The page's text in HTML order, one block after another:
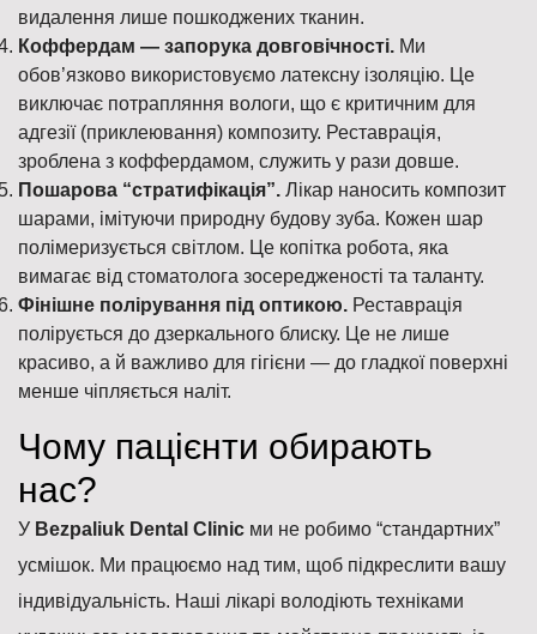
видалення лише пошкоджених тканин.
Коффердам — запорука довговічності. Ми
обов’язково використовуємо латексну ізоляцію. Це
виключає потрапляння вологи, що є критичним для
адгезії (приклеювання) композиту. Реставрація,
зроблена з коффердамом, служить у рази довше.
Пошарова “стратифікація”. Лікар наносить композит
шарами, імітуючи природну будову зуба. Кожен шар
полімеризується світлом. Це копітка робота, яка
вимагає від стоматолога зосередженості та таланту.
Фінішне полірування під оптикою. Реставрація
полірується до дзеркального блиску. Це не лише
красиво, а й важливо для гігієни — до гладкої поверхні
менше чіпляється наліт.
Чому пацієнти обирають
нас?
У Bezpaliuk Dental Clinic ми не робимо “стандартних”
усмішок. Ми працюємо над тим, щоб підкреслити вашу
індивідуальність. Наші лікарі володіють техніками